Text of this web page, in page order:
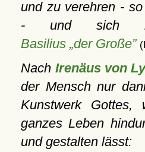
und zu verehren -
- und sich
Basilius „der Große”
NachIrenäus von
der Mensch nur
Kunstwerk
ganzes Leben
und gestalten lässt: